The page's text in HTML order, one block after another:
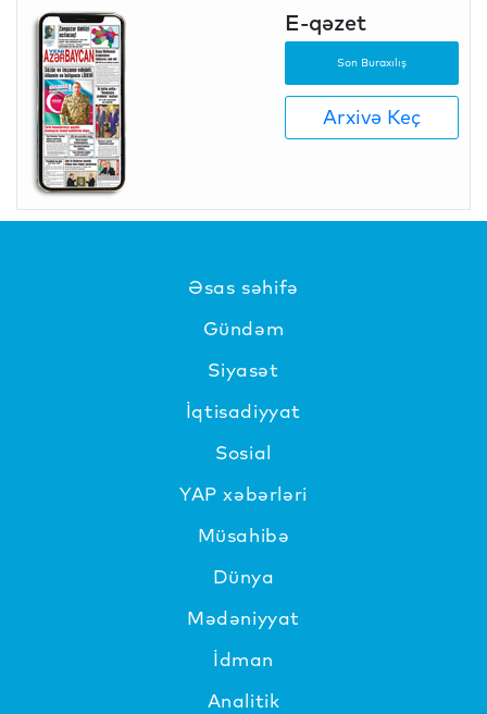
E-qəzet
Son Buraxılış
Arxivə Keç
Əsas səhifə
Gündəm
Siyasət
İqtisadiyyat
Sosial
YAP xəbərləri
Müsahibə
Dünya
Mədəniyyat
İdman
Analitik